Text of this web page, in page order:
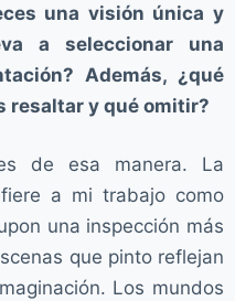
una visión única y
a seleccionar una
Además, ¿qué
resaltar y qué omitir?
de esa manera. La
a mi trabajo como
una inspección más
que pinto reflejan
Los mundos